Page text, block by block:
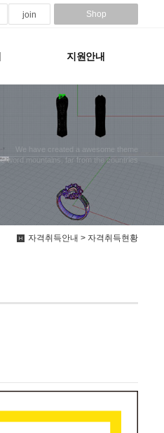
join Shop
지원안내
We have created a awesome theme
word mountains, far from the countries
자격취득안내 > 자격취득현황